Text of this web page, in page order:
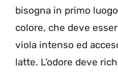
bisogna in primo
colore, che deve
viola intenso ed
latte. L’odore deve